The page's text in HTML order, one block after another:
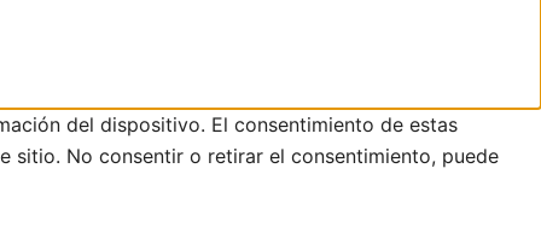
del dispositivo. El consentimiento de estas
sitio. No consentir o retirar el consentimiento, puede